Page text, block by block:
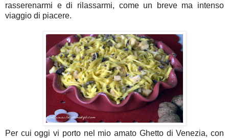
rasserenarmi e di rilassarmi, come un breve ma intenso
viaggio di piacere.
Per cui oggi vi porto nel mio amato Ghetto di Venezia, con